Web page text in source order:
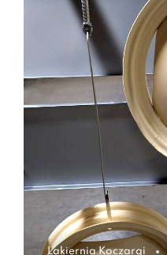
Lakiernia Koczargi